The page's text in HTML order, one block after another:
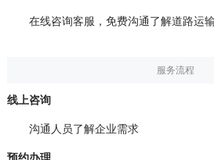
在线咨询客服，免费沟通了解道路运
服务流程
线上咨询
沟通人员了解企业需求